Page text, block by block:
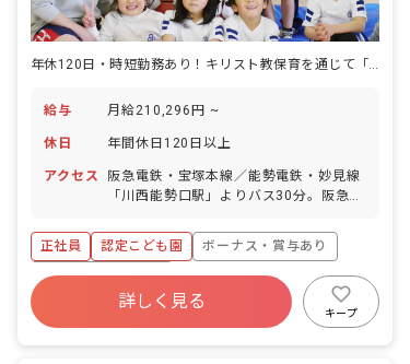
給与 月給210,296円 ~
休日 年間休日120日以上
アクセス
阪急電鉄・宝塚本線／能勢電鉄・妙見線
「川西能勢口駅」よりバス30分。阪急バ
■マイカー通勤可（無料駐車場あり）
正社員 認定こども園
ボーナス・賞与あり
年間休日120日以上
寮・住宅・家賃補助あり
社会保険完備
詳しく見る
キープ